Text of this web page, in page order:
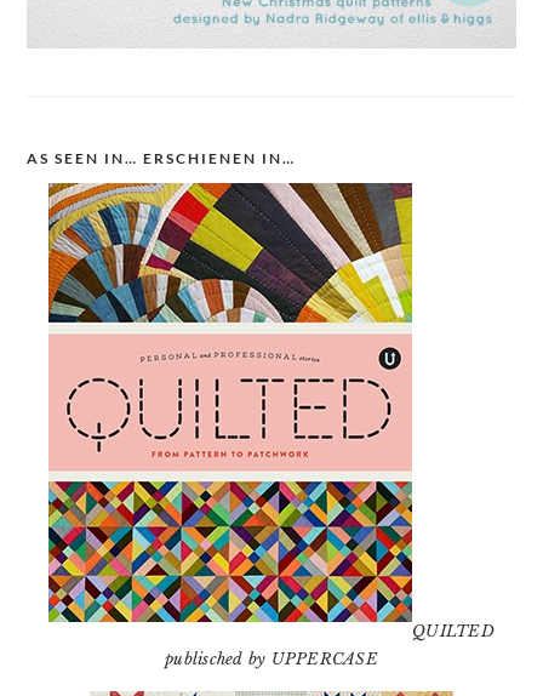
AS SEEN IN… ERSCHIENEN IN…
QUILTED
publisched by UPPERCASE